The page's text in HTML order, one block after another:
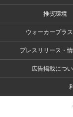
推奨環境
ウォーカープラ
プレスリリース・
広告掲載につ